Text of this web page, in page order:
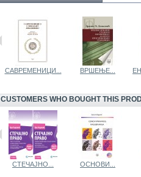
САВРЕМЕНИЦИ... ВРШЕЊЕ...
CUSTOMERS WHO BOUGHT THIS
СТЕЧАЈНО... ОСНОВИ...